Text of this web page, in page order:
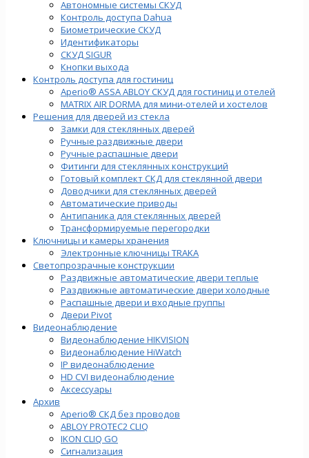
Автономные системы СКУД
Контроль доступа Dahua
Биометрические СКУД
Идентификаторы
СКУД SIGUR
Кнопки выхода
Контроль доступа для гостиниц
Aperio® ASSA ABLOY СКУД для гостиниц и отелей
MATRIX AIR DORMA для мини-отелей и хостелов
Решения для дверей из стекла
Замки для стеклянных дверей
Ручные раздвижные двери
Ручные распашные двери
Фитинги для стеклянных конструкций
Готовый комплект СКД для стеклянной двери
Доводчики для стеклянных дверей
Автоматические приводы
Антипаника для стеклянных дверей
Трансформируемые перегородки
Ключницы и камеры хранения
Электронные ключницы TRAKA
Светопрозрачные конструкции
Раздвижные автоматические двери теплые
Раздвижные автоматические двери холодные
Распашные двери и входные группы
Двери Pivot
Видеонаблюдение
Видеонаблюдение HIKVISION
Видеонаблюдение HiWatch
IP видеонаблюдение
HD CVI видеонаблюдение
Аксессуары
Архив
Aperio® СКД без проводов
ABLOY PROTEC2 CLIQ
IKON CLIQ GO
Сигнализация